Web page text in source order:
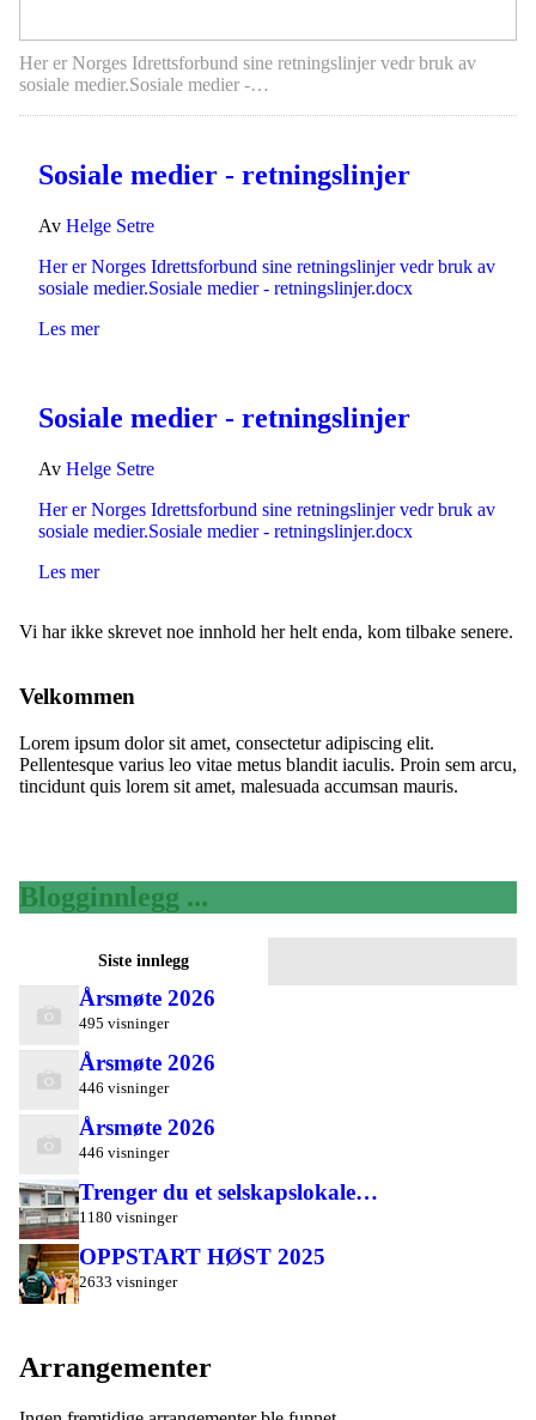
Her er Norges Idrettsforbund sine retningslinjer vedr bruk av
sosiale medier.Sosiale medier -…
Sosiale medier - retningslinjer
Av Helge Setre
Her er Norges Idrettsforbund sine retningslinjer vedr bruk av
sosiale medier.Sosiale medier - retningslinjer.docx
Les mer
Sosiale medier - retningslinjer
Av Helge Setre
Her er Norges Idrettsforbund sine retningslinjer vedr bruk av
sosiale medier.Sosiale medier - retningslinjer.docx
Les mer
Vi har ikke skrevet noe innhold her helt enda, kom tilbake senere.
Velkommen
Lorem ipsum dolor sit amet, consectetur adipiscing elit.
Pellentesque varius leo vitae metus blandit iaculis. Proin sem arcu,
tincidunt quis lorem sit amet, malesuada accumsan mauris.
Blogginnlegg ...
Siste innlegg
Årsmøte 2026
495 visninger
Årsmøte 2026
446 visninger
Årsmøte 2026
446 visninger
Trenger du et selskapslokale…
1180 visninger
OPPSTART HØST 2025
2633 visninger
Arrangementer